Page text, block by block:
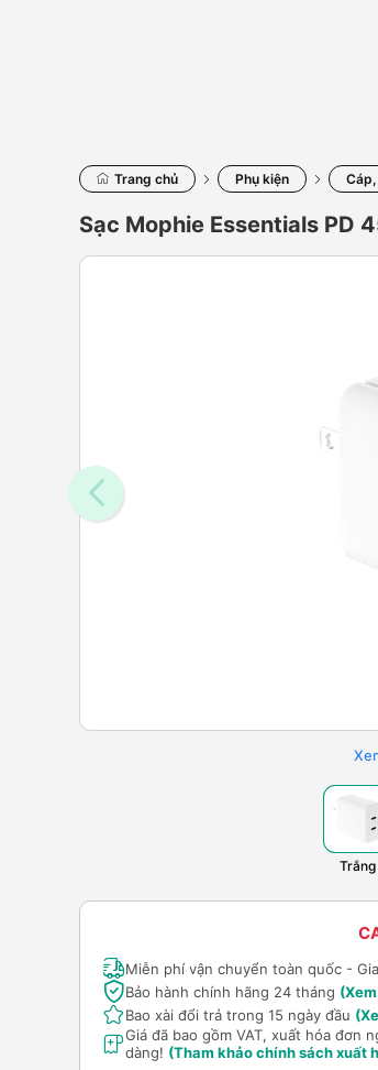
Trang chủ Phụ kiện
Sạc Mophie Essentials PD
Trắng
Miễn phí vận chuyển toàn quốc -
Bảo hành chính hãng 24 tháng
Bao xài đổi trả trong 15 ngày đầu
Giá đã bao gồm VAT, xuất hóa đơn
dàng! (Tham khảo chính sách xuất